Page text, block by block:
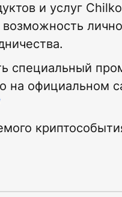
и услуг
возможность
специальный
на официальном